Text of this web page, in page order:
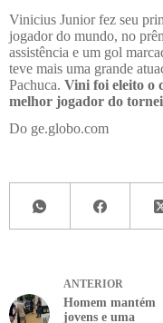
Vinicius Junior fez seu
jogador do mundo, no
assistência e um gol
teve mais uma grande
Pachuca. Vini foi eleito o
melhor jogador do
Do ge.globo.com
ANTERIOR
Homem mantém
jovens e uma